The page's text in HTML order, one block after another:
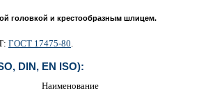
головкой и крестообразным шлицем.
ГОСТ 17475-80.
DIN, EN ISO):
Наименование